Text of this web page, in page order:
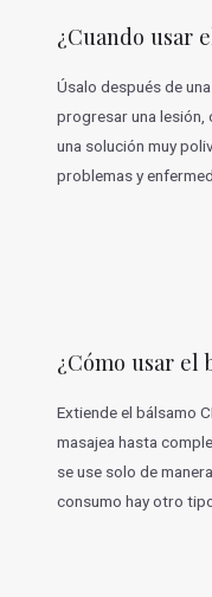
¿Cuando usar
Úsalo después de
progresar una lesión,
una solución muy
problemas y
¿Cómo usar el
Extiende el bálsamo
masajea hasta
se use solo de
consumo hay otro